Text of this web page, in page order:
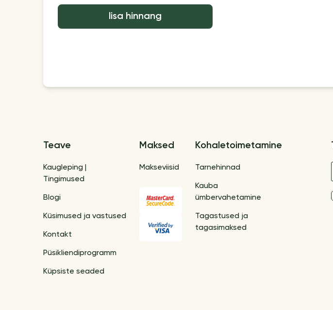
lisa hinnang
Teave
Kaugleping |
Tingimused
Blogi
Küsimused ja vastused
Kontakt
Püsikliendiprogramm
Küpsiste seaded
Maksed
Makseviisid
Kohaletoimetamine
Tarnehinnad
Kauba
ümbervahetamine
Tagastused ja
tagasimaksed